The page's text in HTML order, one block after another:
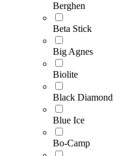
Berghen
Beta Stick
Big Agnes
Biolite
Black Diamond
Blue Ice
Bo-Camp